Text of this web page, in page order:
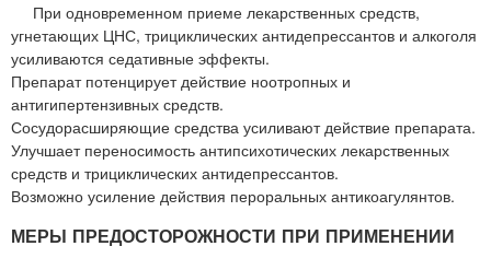
При одновременном приеме лекарственных средств,
угнетающих ЦНС, трициклических антидепрессантов и алкоголя
усиливаются седативные эффекты.
Препарат потенцирует действие ноотропных и
антигипертензивных средств.
Сосудорасширяющие средства усиливают действие препарата.
Улучшает переносимость антипсихотических лекарственных
средств и трициклических антидепрессантов.
Возможно усиление действия пероральных антикоагулянтов.
МЕРЫ ПРЕДОСТОРОЖНОСТИ ПРИ ПРИМЕНЕНИИ